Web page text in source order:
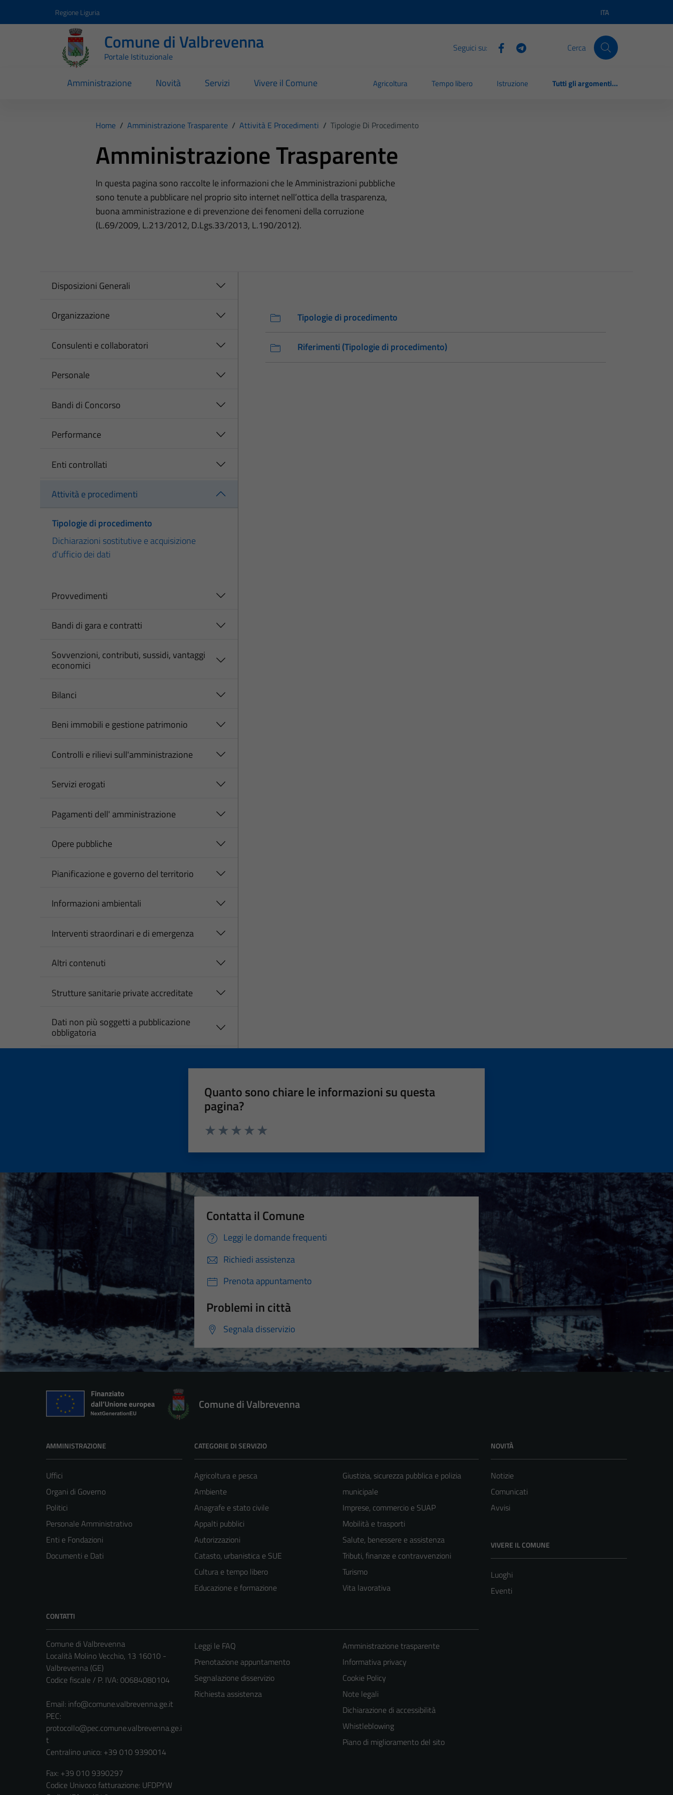
Regione Liguria Lingua attiva:
ITA
Comune di Valbrevenna
Portale Istituzionale
Seguici su: Cerca
Amministrazione Novità Servizi Vivere il Comune Agricoltura Tempo libero Istruzione Tutti gli argomenti...
Home / Amministrazione Trasparente / Attività E Procedimenti / Tipologie Di Procedimento
Amministrazione Trasparente
In questa pagina sono raccolte le informazioni che le Amministrazioni pubbliche
sono tenute a pubblicare nel proprio sito internet nell’ottica della trasparenza,
buona amministrazione e di prevenzione dei fenomeni della corruzione
(L.69/2009, L.213/2012, D.Lgs.33/2013, L.190/2012).
Disposizioni Generali
Organizzazione
Consulenti e collaboratori
Personale
Bandi di Concorso
Performance
Enti controllati
Attività e procedimenti
Tipologie di procedimento
Dichiarazioni sostitutive e acquisizione
d'ufficio dei dati
Provvedimenti
Bandi di gara e contratti
Sovvenzioni, contributi, sussidi, vantaggi
economici
Bilanci
Beni immobili e gestione patrimonio
Controlli e rilievi sull'amministrazione
Servizi erogati
Pagamenti dell' amministrazione
Opere pubbliche
Pianificazione e governo del territorio
Informazioni ambientali
Interventi straordinari e di emergenza
Altri contenuti
Strutture sanitarie private accreditate
Dati non più soggetti a pubblicazione
obbligatoria
Tipologie di procedimento
Riferimenti (Tipologie di procedimento)
Quanto sono chiare le informazioni su questa
pagina?
Contatta il Comune
Leggi le domande frequenti
Richiedi assistenza
Prenota appuntamento
Problemi in città
Segnala disservizio
Comune di Valbrevenna
AMMINISTRAZIONE
Uffici
Organi di Governo
Politici
Personale Amministrativo
Enti e Fondazioni
Documenti e Dati
CATEGORIE DI SERVIZIO
Agricoltura e pesca
Ambiente
Anagrafe e stato civile
Appalti pubblici
Autorizzazioni
Catasto, urbanistica e SUE
Cultura e tempo libero
Educazione e formazione
Giustizia, sicurezza pubblica e polizia
municipale
Imprese, commercio e SUAP
Mobilità e trasporti
Salute, benessere e assistenza
Tributi, finanze e contravvenzioni
Turismo
Vita lavorativa
NOVITÀ
Notizie
Comunicati
Avvisi
VIVERE IL COMUNE
Luoghi
Eventi
CONTATTI
Comune di Valbrevenna
Località Molino Vecchio, 13 16010 -
Valbrevenna (GE)
Codice fiscale / P. IVA: 00684080104
Email: info@comune.valbrevenna.ge.it
PEC:
protocollo@pec.comune.valbrevenna.ge.i
t
Centralino unico: +39 010 9390014
Fax: +39 010 9390297
Codice Univoco fatturazione: UFDPYW
Leggi le FAQ
Prenotazione appuntamento
Segnalazione disservizio
Richiesta assistenza
Amministrazione trasparente
Informativa privacy
Cookie Policy
Note legali
Dichiarazione di accessibilità
Whistleblowing
Piano di miglioramento del sito